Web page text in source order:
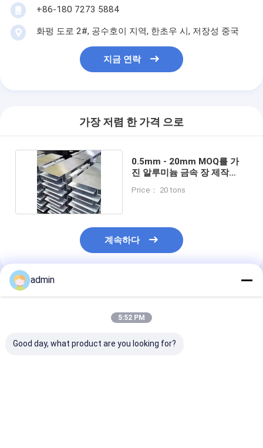
+86-180 7273 5884
화펑 도로 2#, 공수호이 지역, 한초우 시, 저장성 중국
지금 연락
가장 저렴 한 가격 으로
0.5mm - 20mm MOQ를 가
진 알루미늄 금속 장 제작
Price： 20 tons
계속하다
추천된 제품
admin
5:52 PM
Good day, what product are you looking for?